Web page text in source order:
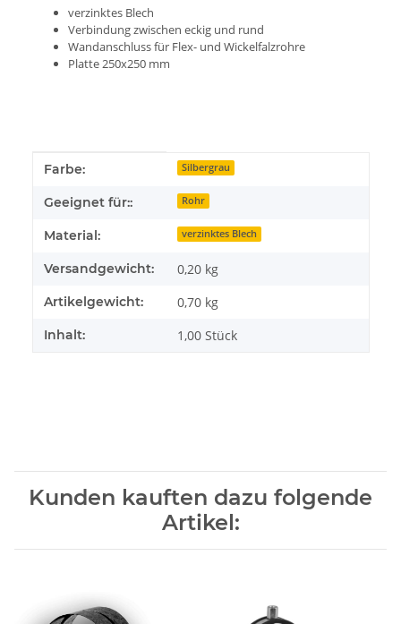
verzinktes Blech
Verbindung zwischen eckig und rund
Wandanschluss für Flex- und Wickelfalzrohre
Platte 250x250 mm
Produkteigenschaft
Wert
Farbe: Silbergrau
Geeignet für:: Rohr
Material: verzinktes Blech
Versandgewicht: 0,20 kg
Artikelgewicht: 0,70 kg
Inhalt: 1,00 Stück
Kunden kauften dazu folgende
Artikel: